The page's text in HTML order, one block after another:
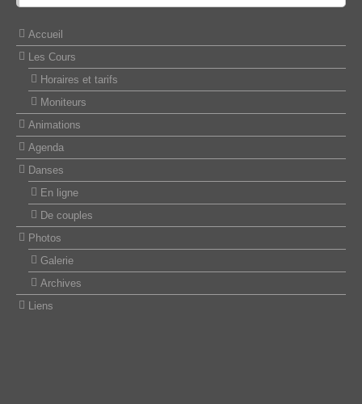
Accueil
Les Cours
Horaires et tarifs
Moniteurs
Animations
Agenda
Danses
En ligne
De couples
Photos
Galerie
Archives
Liens